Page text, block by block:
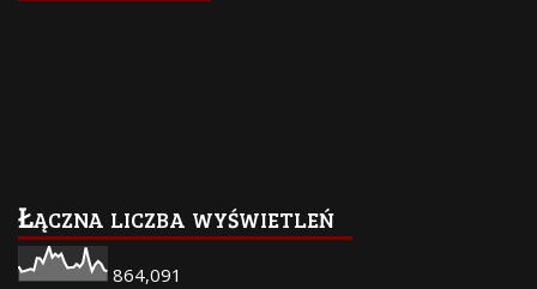
Łączna liczba wyświetleń
864,091